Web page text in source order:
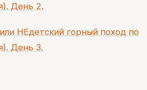
День 2.
НЕдетский горный поход по
День 3.